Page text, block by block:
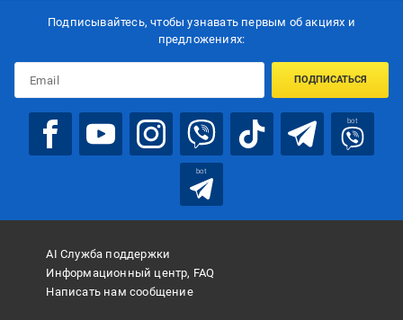
Подписывайтесь, чтобы узнавать первым об акцияx и
предложениях:
ПОДПИСАТЬСЯ
bot
bot
AI Служба поддержки
Информационный центр, FAQ
Написать нам сообщение